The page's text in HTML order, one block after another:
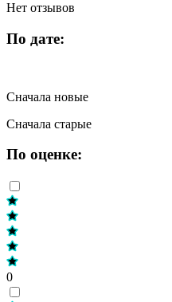
Нет отзывов
По дате:
Сначала новые
Сначала старые
По оценке:
0